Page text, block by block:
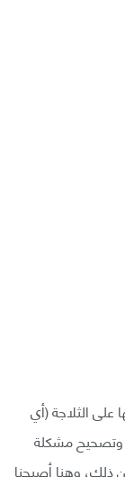
على الثلاجة (أي
وتصحيح مشكلة
ذلك، وهنا أصبحنا